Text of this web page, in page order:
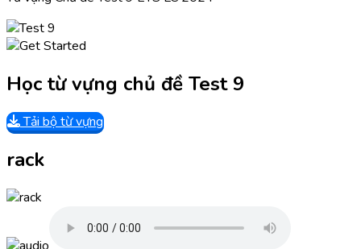
Học từ vựng chủ đề Test 9
Tải bộ từ vựng
rack